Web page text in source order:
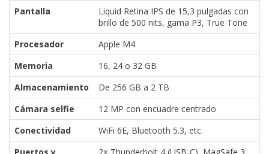
Pantalla
Liquid Retina IPS de 15,3 pulgadas con
brillo de 500 nits, gama P3, True Tone
Procesador
Apple M4
Memoria
16, 24 o 32 GB
Almacenamiento
De 256 GB a 2 TB
Cámara selfie
12 MP con encuadre centrado
Conectividad
WiFi 6E, Bluetooth 5.3, etc.